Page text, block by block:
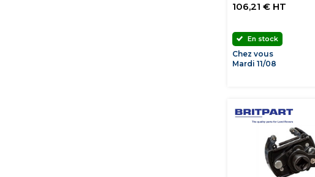
106,21 € HT
En stock
Chez vous
Mardi 11/08